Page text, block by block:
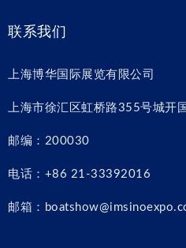
联系我们
上海博华国际展览有限公司
上海市徐汇区虹桥路355号城开
邮编：200030
电话：+86 21-33392016
邮箱：